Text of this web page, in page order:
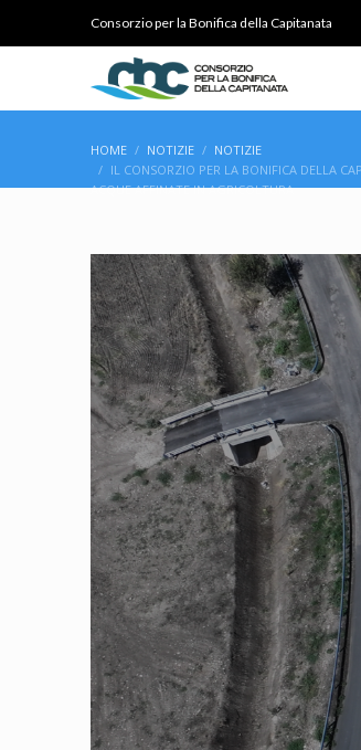
Consorzio per la Bonifica della Capitanata
HOME NOTIZIE
NOTIZIE
IL CONSORZIO PER LA BONIFICA DELLA
ACQUE AFFINATE IN AGRICOLTURA